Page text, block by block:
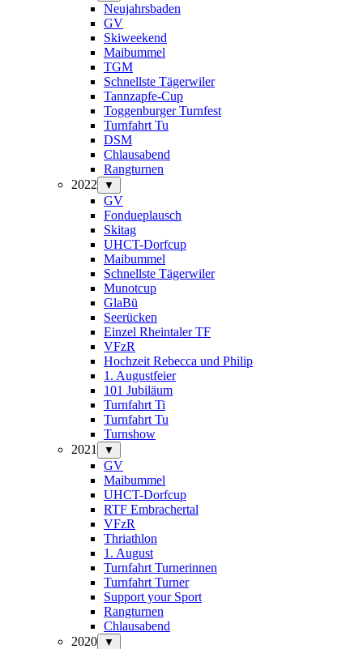
Neujahrsbaden
GV
Skiweekend
Maibummel
TGM
Schnellste Tägerwiler
Tannzapfe-Cup
Toggenburger Turnfest
Turnfahrt Tu
DSM
Chlausabend
Rangturnen
2022
▼
GV
Fondueplausch
Skitag
UHCT-Dorfcup
Maibummel
Schnellste Tägerwiler
Munotcup
GlaBü
Seerücken
Einzel Rheintaler TF
VFzR
Hochzeit Rebecca und Philip
1. Augustfeier
101 Jubiläum
Turnfahrt Ti
Turnfahrt Tu
Turnshow
2021
▼
GV
Maibummel
UHCT-Dorfcup
RTF Embrachertal
VFzR
Thriathlon
1. August
Turnfahrt Turnerinnen
Turnfahrt Turner
Support your Sport
Rangturnen
Chlausabend
2020
▼